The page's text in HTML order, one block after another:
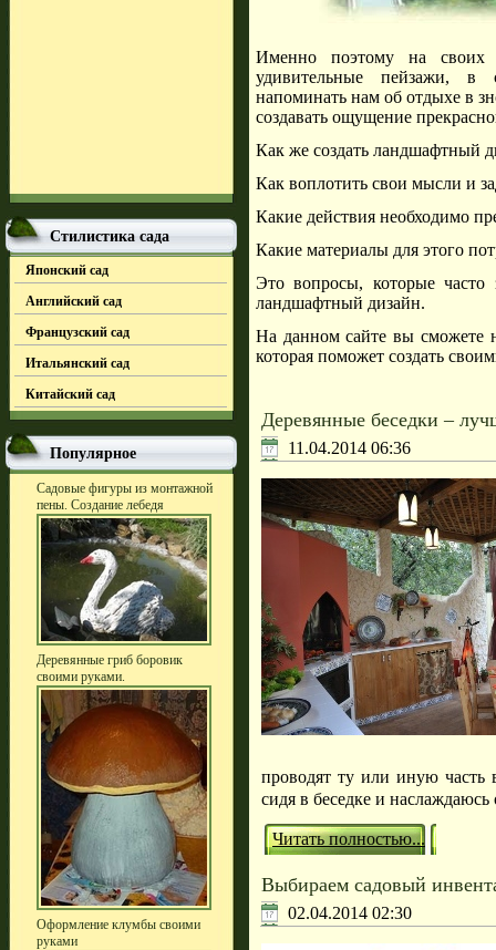
Стилистика сада
Японский сад
Английский сад
Французский сад
Итальянский сад
Китайский сад
Популярное
Садовые фигуры из монтажной
пены. Создание лебедя
Деревянные гриб боровик
своими руками.
Оформление клумбы своими
руками
Именно поэтому на своих
удивительные пейзажи, в
напоминать нам об отдыхе в
создавать ощущение
Как же создать ландшафтный
Как воплотить свои мысли и
Какие действия необходимо
Какие материалы для этого
Это вопросы, которые
ландшафтный дизайн.
На данном сайте вы сможете
которая поможет создать
Деревянные беседки –
11.04.2014 06:36
проводят ту или иную часть
сидя в беседке и
Читать полностью...
Выбираем садовый
02.04.2014 02:30